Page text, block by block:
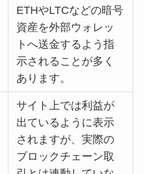
ETHやLTCなどの暗号
資産を外部ウォレッ
トへ送金するよう指
示されることが多く
あります。
サイト上では利益が
出ているように表示
されますが、実際の
ブロックチェーン取